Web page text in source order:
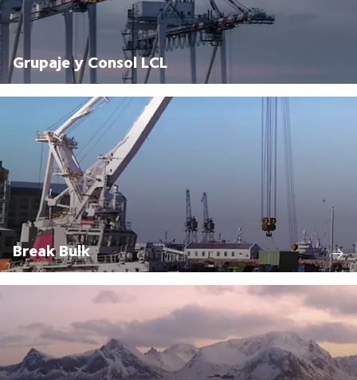
Grupaje y Consol LCL
Break Bulk